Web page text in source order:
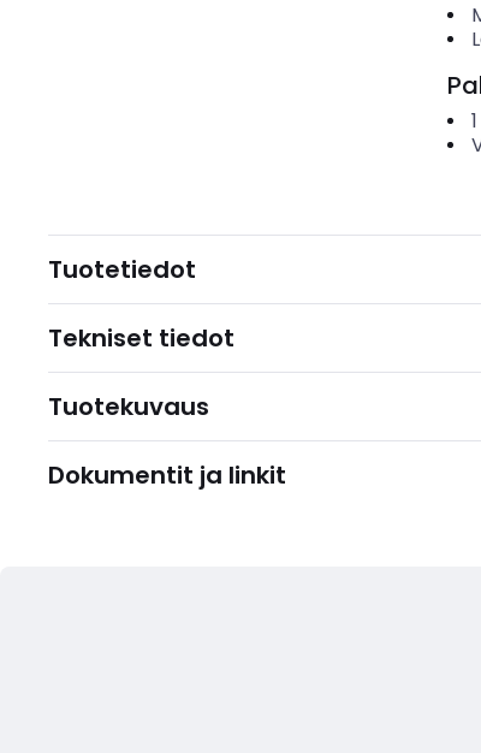
1
Tuotetiedot
Tekniset tiedot
Tuotekuvaus
Dokumentit ja linkit